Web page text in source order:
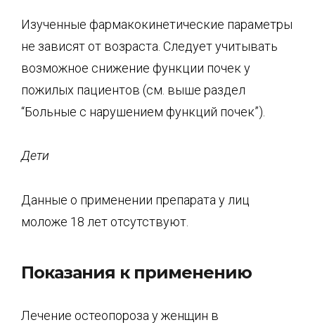
Изученные фармакокинетические параметры
не зависят от возраста. Следует учитывать
возможное снижение функции почек у
пожилых пациентов (см. выше раздел
“Больные с нарушением функций почек”).
Дети
Данные о применении препарата у лиц
моложе 18 лет отсутствуют.
Показания к применению
Лечение остеопороза у женщин в